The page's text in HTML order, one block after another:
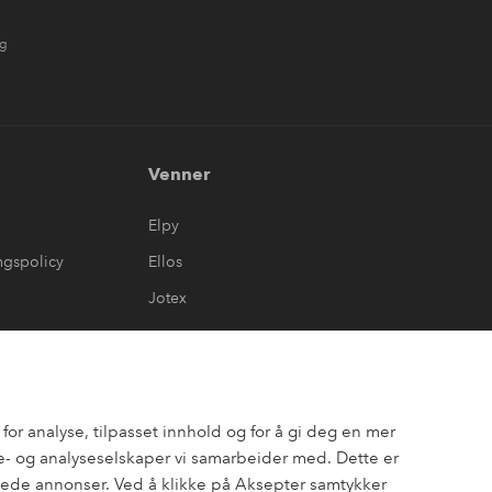
analyse, tilpasset innhold og for å gi deg en mer
analyseselskaper vi samarbeider med. Dette er
annonser. Ved å klikke på Aksepter samtykker
Venner
Elpy
Ellos
Jotex